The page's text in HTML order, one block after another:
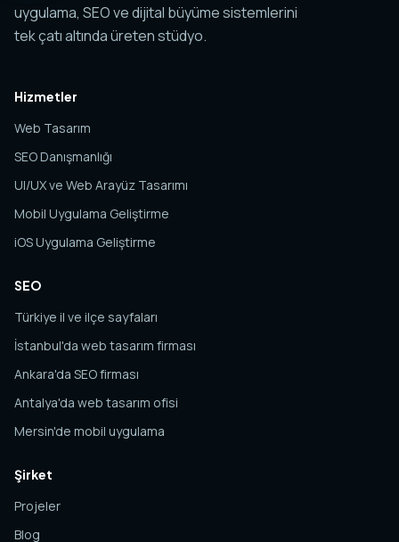
uygulama, SEO ve dijital büyüme sistemlerini
tek çatı altında üreten stüdyo.
Hizmetler
Web Tasarım
SEO Danışmanlığı
UI/UX ve Web Arayüz Tasarımı
Mobil Uygulama Geliştirme
iOS Uygulama Geliştirme
SEO
Türkiye il ve ilçe sayfaları
İstanbul'da web tasarım firması
Ankara'da SEO firması
Antalya'da web tasarım ofisi
Mersin'de mobil uygulama
Şirket
Projeler
Blog